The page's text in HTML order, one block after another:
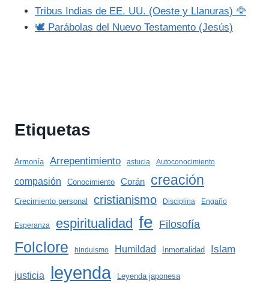
Tribus Indias de EE. UU. (Oeste y Llanuras) 🦅
🕊️ Parábolas del Nuevo Testamento (Jesús)
Etiquetas
Armonía Arrepentimiento astucia Autoconocimiento
compasión Conocimiento Corán creación
Crecimiento personal cristianismo Disciplina Engaño
Esperanza espiritualidad fe Filosofía
Folclore hinduismo Humildad Inmortalidad Islam
justicia leyenda Leyenda japonesa